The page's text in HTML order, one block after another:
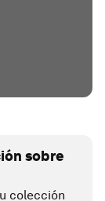
sobre
colección